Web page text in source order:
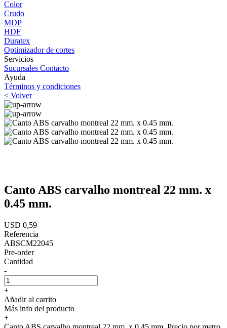
Color
Crudo
MDP
HDF
Duratex
Optimizador de cortes
Servicios
Sucursales Contacto
Ayuda
Términos y condiciones
< Volver
Canto ABS carvalho montreal 22 mm. x
0.45 mm.
USD 0,59
Referencia
ABSCM22045
Pre-order
Cantidad
-
+
Añadir al carrito
Más info del producto
+